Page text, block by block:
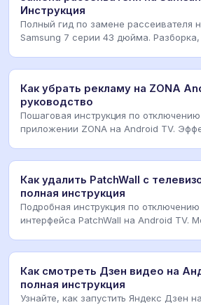
Инструкция
Полный гид по замене рассеивателя
Samsung 7 серии 43 дюйма. Разборка,
Как убрать рекламу на ZONA
руководство
Пошаговая инструкция по
приложении ZONA на Android TV.
Как удалить PatchWall с
полная инструкция
Подробная инструкция по
интерфейса PatchWall на Android TV.
Как смотреть Дзен видео на
полная инструкция
Узнайте, как запустить Яндекс Дзен